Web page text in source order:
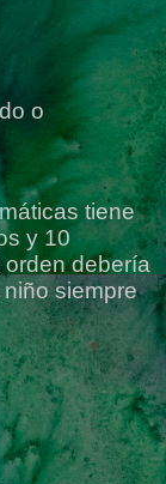
o
tiene
y 10
debería
siempre